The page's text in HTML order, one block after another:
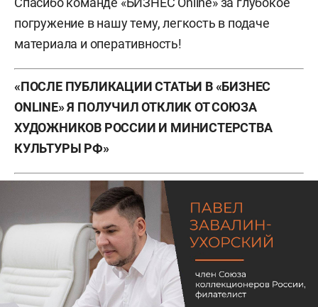
погружение в нашу тему, легкость в подаче
материала и оперативность!
«ПОСЛЕ ПУБЛИКАЦИИ СТАТЬИ В «БИЗНЕС
ONLINE» Я ПОЛУЧИЛ ОТКЛИК ОТ СОЮЗА
ХУДОЖНИКОВ РОССИИ И МИНИСТЕРСТВА
КУЛЬТУРЫ РФ»